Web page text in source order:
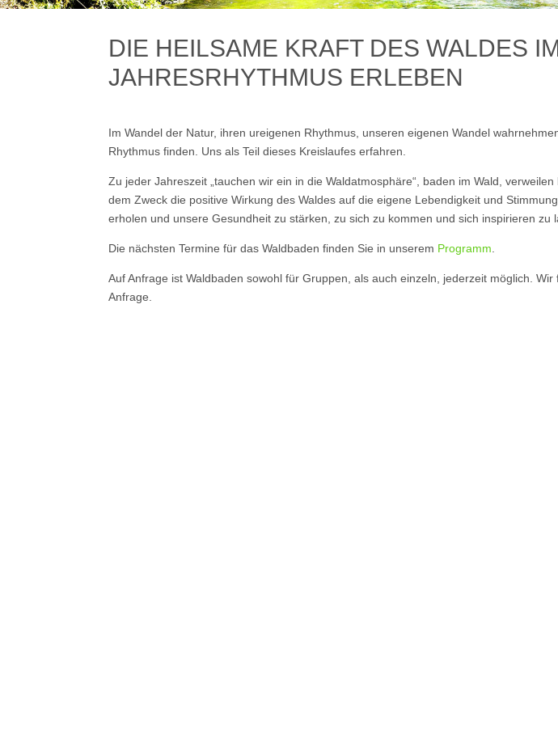
DIE HEILSAME KRAFT DES WALDES
JAHRESRHYTHMUS ERLEBEN
Im Wandel der Natur, ihren ureigenen Rhythmus, unseren eigenen Wandel
Rhythmus finden. Uns als Teil dieses Kreislaufes erfahren.
Zu jeder Jahreszeit „tauchen wir ein in die Waldatmosphäre“, baden im Wald,
dem Zweck die positive Wirkung des Waldes auf die eigene Lebendigkeit und
erholen und unsere Gesundheit zu stärken, zu sich zu kommen und sich inspirieren zu
Die nächsten Termine für das Waldbaden finden Sie in unserem Programm.
Auf Anfrage ist Waldbaden sowohl für Gruppen, als auch einzeln, jederzeit möglich.
Anfrage.